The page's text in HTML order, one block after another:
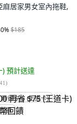
麻居家男女室內拖鞋,
%$185
) 預計送達
41)
省 $75 (王道卡)
饋